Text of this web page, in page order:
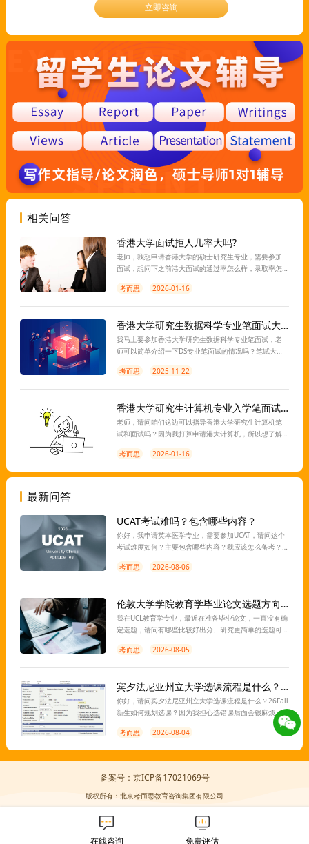
立即咨询
相关问答
香港大学面试拒人几率大吗?
老师，我想申请香港大学的硕士研究生专业，需要参加
面试，想问下之前港大面试的通过率怎么样，录取率怎
考而思
2026-01-16
香港大学研究生数据科学专业笔面试大概什么情况？
我马上要参加香港大学研究生数据科学专业笔面试，老
师可以简单介绍一下DS专业笔面试的情况吗？笔试大概
结~
考而思 2025-11-22
香港大学研究生计算机专业入学笔面试怎么准备？
老师，请问咱们这边可以指导香港大学研究生计算机笔
试和面试吗？因为我打算申请港大计算机，所以想了解
大概会问什么问题？
考而思 2026-01-16
最新问答
UCAT考试难吗？包含哪些内容？
你好，我申请英本医学专业，需要参加UCAT，请问这个
考试难度如何？主要包含哪些内容？我应该怎么备考？
考而思
2026-08-06
伦敦大学学院教育学毕业论文选题方向有推荐吗？
我在UCL教育学专业，最近在准备毕业论文，一直没有确
定选题，请问有哪些比较好出分、研究更简单的选题可
考而思
2026-08-05
宾夕法尼亚州立大学选课流程是什么？26Fall新生如何选课？
你好，请问宾夕法尼亚州立大学选课流程是什么？26Fall
新生如何规划选课？因为我担心选错课后面会很麻烦，
考而思
2026-08-04
备案号：京ICP备17021069号
版权所有：北京考而思教育咨询集团有限公司
在线咨询 免费评估